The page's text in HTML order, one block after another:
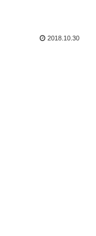
2018.10.30